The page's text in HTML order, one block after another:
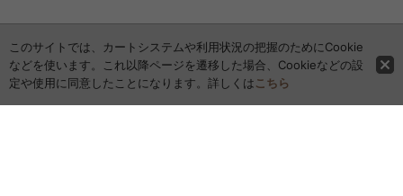
このサイトでは、カートシステムや利用状況の把握のためにCookie
などを使います。これ以降ページを遷移した場合、Cookieなどの設
定や使用に同意したことになります。詳しくはこちら